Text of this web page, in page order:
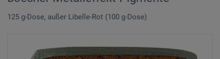
125 g-Dose, außer Libelle-Rot (100 g-Dose)